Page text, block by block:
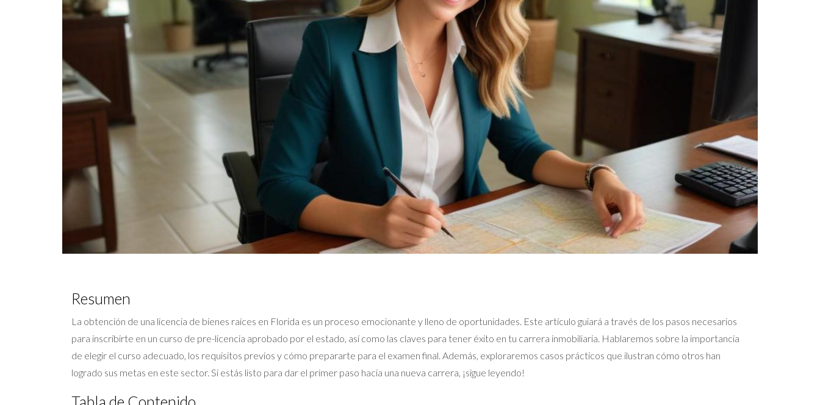
Resumen
La obtención de una licencia de bienes raíces en Florida es un proceso emocionante y lleno de oportunidades. Este artículo guiará a través de los pasos necesarios
para inscribirte en un curso de pre-licencia aprobado por el estado, así como las claves para tener éxito en tu carrera inmobiliaria. Hablaremos sobre la importancia
de elegir el curso adecuado, los requisitos previos y cómo prepararte para el examen final. Además, exploraremos casos prácticos que ilustran cómo otros han
logrado sus metas en este sector. Si estás listo para dar el primer paso hacia una nueva carrera, ¡sigue leyendo!
Tabla de Contenido